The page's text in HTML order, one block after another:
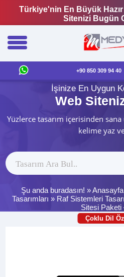
Türkiye'nin En Büyük
Sitenizi Bugün
+90 850 309 94 40
İşinize En Uygun
Web
Yüzlerce tasarım içerisinden
kelime yaz
Şu anda buradasın! »Anasayfa
Tasarımları » Raf Sistemleri
Sitesi Paketi
Çoklu Dil